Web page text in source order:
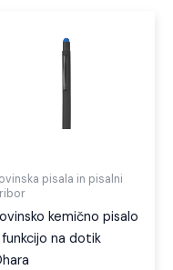
pisala in pisalni
kemično pisalo
na dotik
strani